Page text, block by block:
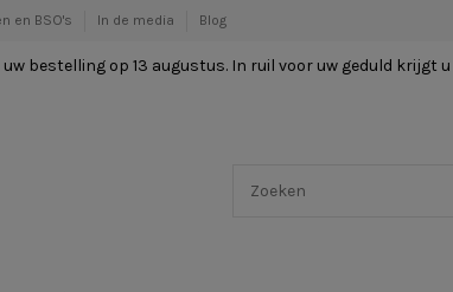
en BSO's In de media Blog
bestelling op 13 augustus. In ruil voor uw geduld krijgt u